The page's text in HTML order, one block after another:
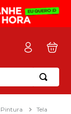
Pintura
Tela